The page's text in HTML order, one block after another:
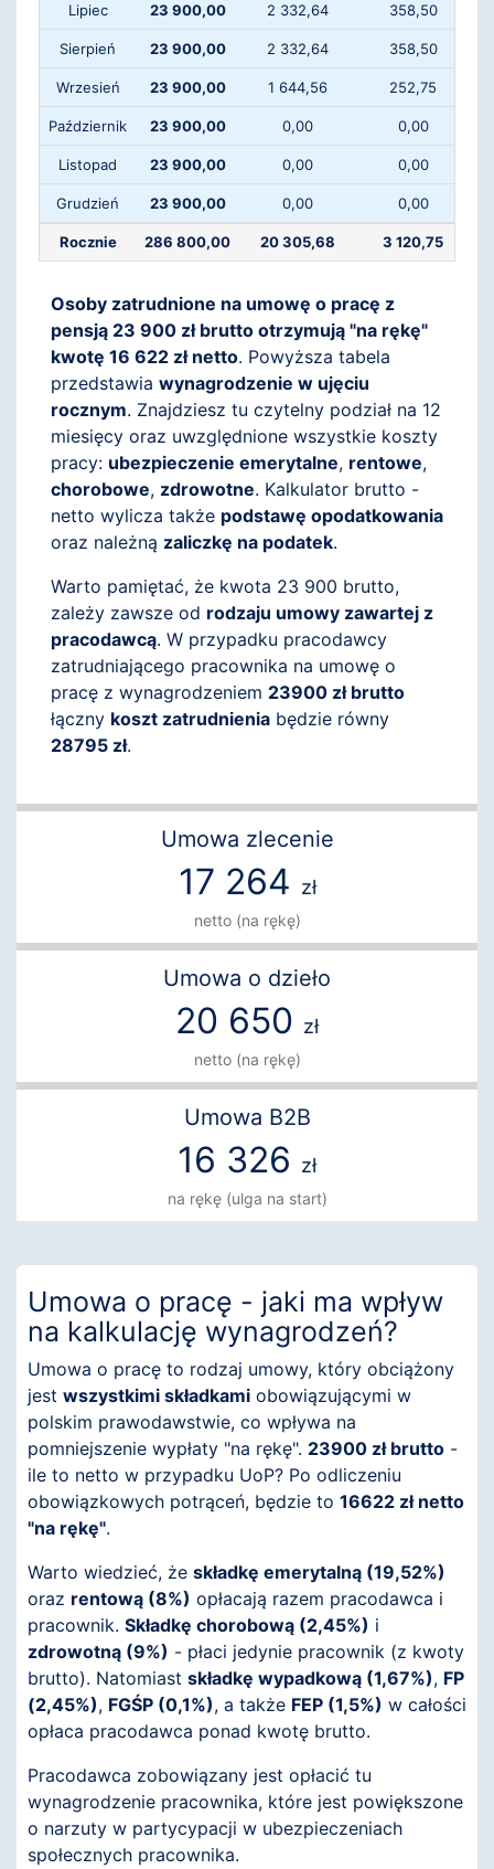
Umowa zlecenie
17 264 zł
netto (na rękę)
Umowa o dzieło
20 650 zł
netto (na rękę)
Umowa B2B
16 326 zł
na rękę (ulga na start)
Lipiec 23 900,00 2 332,64 358,50
Sierpień 23 900,00 2 332,64 358,50
Wrzesień 23 900,00 1 644,56 252,75
Październik 23 900,00 0,00 0,00
Listopad 23 900,00 0,00 0,00
Grudzień 23 900,00 0,00 0,00
Rocznie 286 800,00 20 305,68 3 120,75
Osoby zatrudnione na umowę o pracę z
pensją 23 900 zł brutto otrzymują "na rękę"
kwotę 16 622 zł netto. Powyższa tabela
przedstawia wynagrodzenie w ujęciu
rocznym. Znajdziesz tu czytelny podział na 12
miesięcy oraz uwzględnione wszystkie koszty
pracy: ubezpieczenie emerytalne, rentowe,
chorobowe, zdrowotne. Kalkulator brutto -
netto wylicza także podstawę opodatkowania
oraz należną zaliczkę na podatek.
Warto pamiętać, że kwota 23 900 brutto,
zależy zawsze od rodzaju umowy zawartej z
pracodawcą. W przypadku pracodawcy
zatrudniającego pracownika na umowę o
pracę z wynagrodzeniem 23900 zł brutto
łączny koszt zatrudnienia będzie równy
28795 zł.
Umowa o pracę - jaki ma wpływ
na kalkulację wynagrodzeń?
Umowa o pracę to rodzaj umowy, który obciążony
jest wszystkimi składkami obowiązującymi w
polskim prawodawstwie, co wpływa na
pomniejszenie wypłaty "na rękę". 23900 zł brutto -
ile to netto w przypadku UoP? Po odliczeniu
obowiązkowych potrąceń, będzie to 16622 zł netto
"na rękę".
Warto wiedzieć, że składkę emerytalną (19,52%)
oraz rentową (8%) opłacają razem pracodawca i
pracownik. Składkę chorobową (2,45%) i
zdrowotną (9%) - płaci jedynie pracownik (z kwoty
brutto). Natomiast składkę wypadkową (1,67%), FP
(2,45%), FGŚP (0,1%), a także FEP (1,5%) w całości
opłaca pracodawca ponad kwotę brutto.
Pracodawca zobowiązany jest opłacić tu
wynagrodzenie pracownika, które jest powiększone
o narzuty w partycypacji w ubezpieczeniach
społecznych pracownika.